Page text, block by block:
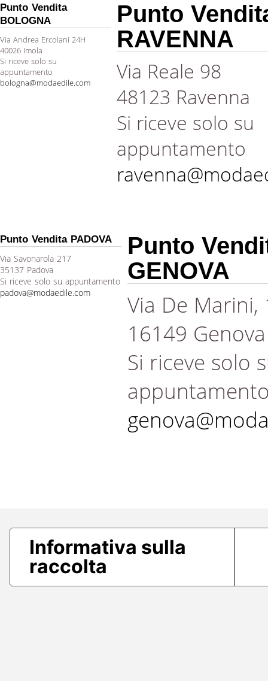
Punto Vendita
BOLOGNA
Via Andrea Ercolani 24H
40026 Imola
Si riceve solo su
appuntamento
bologna@modaedile.com
Punto
RAVENNA
Via Reale 98
48123 Ravenna
Si riceve solo su
appuntamento
Punto Vendita PADOVA
Via Savonarola 217
35137 Padova
Si riceve solo su appuntamento
padova@modaedile.com
Punto
GENOVA
Via De Marini,
16149 Genova
Si riceve solo
Informativa sulla
raccolta